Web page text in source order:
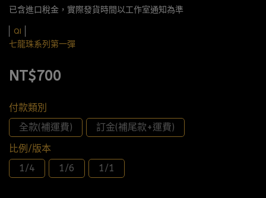
已含進口稅金，實際發貨時間以工作室通知為準
QI
七龍珠系列第一彈
NT$700
付款類別
全款(補運費)
訂金(補尾款+運費)
比例/版本
1/4
1/6 1/1